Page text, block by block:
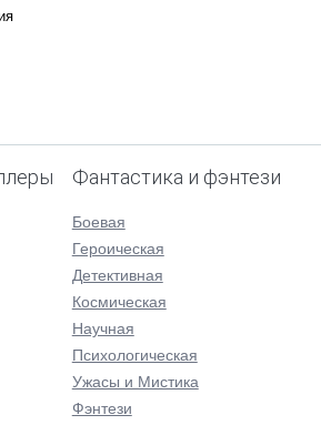
Фантастика и фэнтези
Боевая
Героическая
Детективная
Космическая
Научная
Психологическая
Ужасы и Мистика
Фэнтези